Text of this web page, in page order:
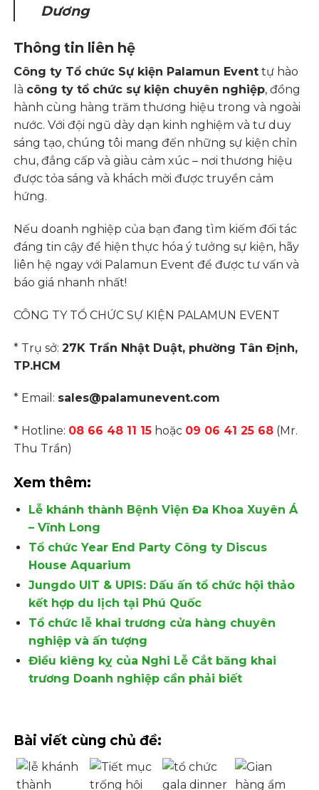
Dương
Thông tin liên hệ
Công ty Tổ chức Sự kiện Palamun Event tự hào
là công ty tổ chức sự kiện chuyên nghiệp, đồng
hành cùng hàng trăm thương hiệu trong và ngoài
nước. Với đội ngũ dày dạn kinh nghiệm và tư duy
sáng tạo, chúng tôi mang đến những sự kiện chỉn
chu, đẳng cấp và giàu cảm xúc – nơi thương hiệu
được tỏa sáng và khách mời được truyền cảm
hứng.
Nếu doanh nghiệp của bạn đang tìm kiếm đối tác
đáng tin cậy để hiện thực hóa ý tưởng sự kiện, hãy
liên hệ ngay với Palamun Event để được tư vấn và
báo giá nhanh nhất!
CÔNG TY TỔ CHỨC SỰ KIỆN PALAMUN EVENT
* Trụ sở:27K Trần Nhật Duật, phường Tân Định,
TP.HCM
* Email: sales@palamunevent.com
* Hotline: 08 66 48 11 15 hoặc 09 06 41 25 68 (Mr.
Thu Trần)
Xem thêm:
Lễ khánh thành Bệnh Viện Đa Khoa Xuyên Á
– Vĩnh Long
Tổ chức Year End Party Công ty Discus
House Aquarium
Jungdo UIT & UPIS: Dấu ấn tổ chức hội thảo
kết hợp du lịch tại Phú Quốc
Tổ chức lễ khai trương cửa hàng chuyên
nghiệp và ấn tượng
Điều kiêng kỵ của Nghi Lễ Cắt băng khai
trương Doanh nghiệp cần phải biết
Bài viết cùng chủ đề: